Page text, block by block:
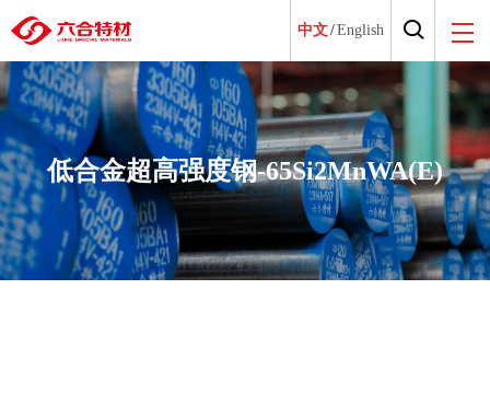
中文/English
低合金超高强度钢-65Si2MnWA(E)